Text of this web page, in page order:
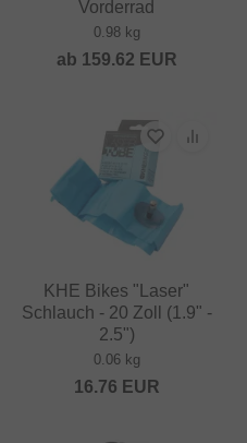
Vorderrad
0.98 kg
ab 159.62 EUR
KHE Bikes "Laser"
Schlauch - 20 Zoll (1.9" -
2.5")
0.06 kg
16.76 EUR